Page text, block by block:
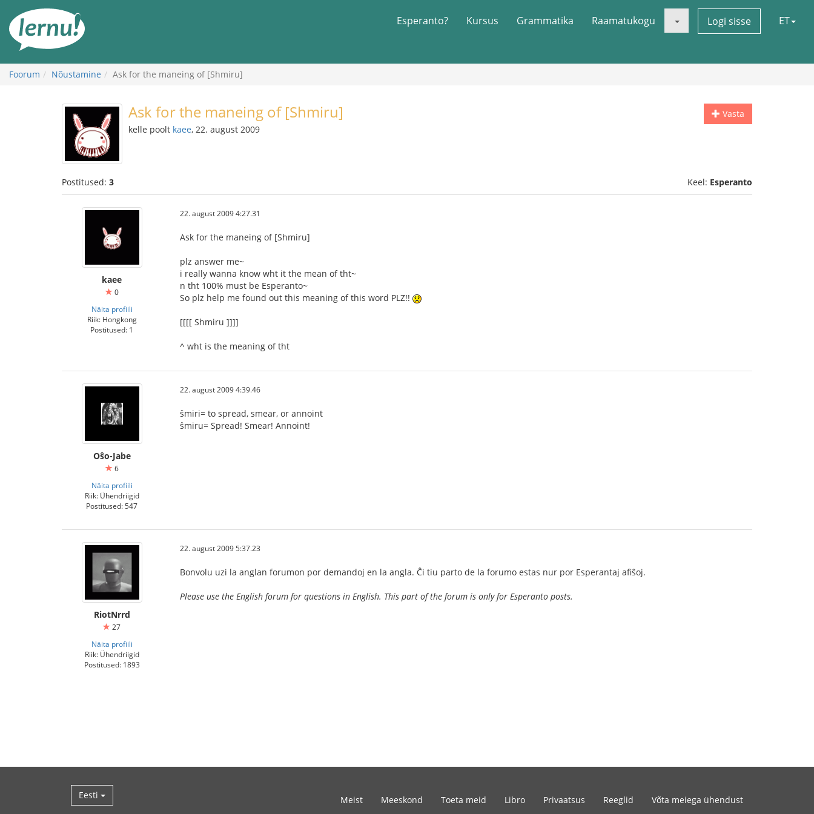
juurde
Esperanto? Kursus Grammatika Raamatukogu Logi sisse ET
Foorum Nõustamine Ask for the maneing of [Shmiru]
Vasta
Ask for the maneing of [Shmiru]
kelle poolt kaee, 22. august 2009
Postitused: 3 Keel: Esperanto
kaee
0
Näita profiili
Riik: Hongkong
Postitused: 1
22. august 2009 4:27.31
Ask for the maneing of [Shmiru]
plz answer me~
i really wanna know wht it the mean of tht~
n tht 100% must be Esperanto~
So plz help me found out this meaning of this word PLZ!!
[[[[ Shmiru ]]]]
^ wht is the meaning of tht
Oŝo-Jabe
6
Näita profiili
Riik: Ühendriigid
Postitused: 547
22. august 2009 4:39.46
ŝmiri= to spread, smear, or annoint
ŝmiru= Spread! Smear! Annoint!
RiotNrrd
27
Näita profiili
Riik: Ühendriigid
Postitused: 1893
22. august 2009 5:37.23
Bonvolu uzi la anglan forumon por demandoj en la angla. Ĉi tiu parto de la forumo estas nur por Esperantaj afiŝoj.
Please use the English forum for questions in English. This part of the forum is only for Esperanto posts.
Eesti Meist Meeskond Toeta meid Libro Privaatsus Reeglid Võta meiega ühendust